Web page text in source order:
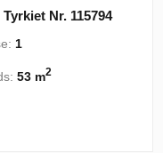
Nr. 115794
1
53 m2